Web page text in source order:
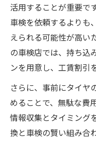
活用することが重要で
車検を依頼するよりも
えられる可能性が高い
の車検店では、持ち込
ンを用意し、工賃割引
さらに、事前にタイヤ
めることで、無駄な費
情報収集とタイミング
換と車検の賢い組み合